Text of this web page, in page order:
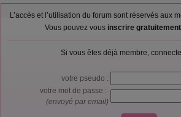
L’accès et l’utilisation du forum sont réservés aux
Vous pouvez vous inscrire gratuitement
Si vous êtes déjà membre,
votre pseudo :
votre mot de passe :
(envoyé par email)